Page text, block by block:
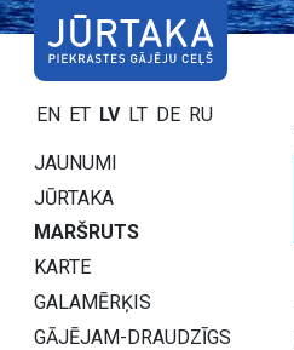
EN ET LV LT DE RU
JAUNUMI
JŪRTAKA
MARŠRUTS
KARTE
GALAMĒRĶIS
GĀJĒJAM-DRAUDZĪGS